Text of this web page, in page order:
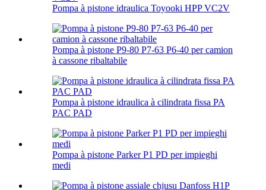
Pompa à pistone idraulica Toyooki HPP VC2V
Pompa à pistone P9-80 P7-63 P6-40 per camion
à cassone ribaltabile
Pompa à pistone idraulica à cilindrata fissa PA
PAC PAD
Pompa à pistone Parker P1 PD per impieghi
medi